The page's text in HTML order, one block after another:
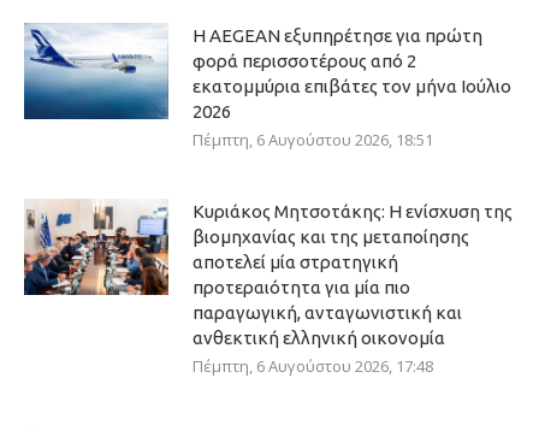
Η AEGEAN εξυπηρέτησε για πρώτη
φορά περισσοτέρους από 2
εκατομμύρια επιβάτες τον μήνα Ιούλιο
2026
Πέμπτη, 6 Αυγούστου 2026, 18:51
Κυριάκος Μητσοτάκης: Η ενίσχυση της
βιομηχανίας και της μεταποίησης
αποτελεί μία στρατηγική
προτεραιότητα για μία πιο
παραγωγική, ανταγωνιστική και
ανθεκτική ελληνική οικονομία
Πέμπτη, 6 Αυγούστου 2026, 17:48